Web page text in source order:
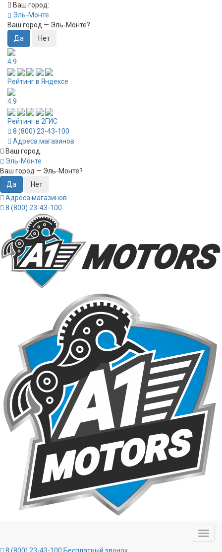
Ваш город:
Эль-Монте
Ваш город — Эль-Монте?
4.9
Рейтинг в Яндексе
4.9
Рейтинг в 2ГИС
8 (800) 23-43-100
Адреса магазинов
Ваш город:
Эль-Монте
Ваш город — Эль-Монте?
Адреса магазинов
8 (800) 23-43-100